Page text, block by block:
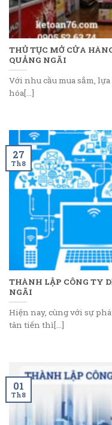
THỦ TỤC MỞ CỬA
QUẢNG NGÃI
Với nhu cầu mua sắm,
hóa[...]
THÀNH LẬP CÔNG TY
NGÃI
Hiện nay, cùng với sự
tân tiến thì[...]
27
Th8
01
Th8